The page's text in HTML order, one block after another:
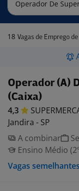
18 Vagas de Emprego de
Operador (A)
(Caixa)
4,3
Jandira - SP
A combinar
Ensino Médio
Vagas semelhantes